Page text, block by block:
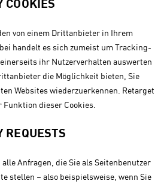
COOKIES
von einem Drittanbieter in Ihrem
handelt es sich zumeist um Tracking-
ihr Nutzerverhalten auswerten
die Möglichkeit bieten, Sie
Websites wiederzuerkennen. Retarget
Funktion dieser Cookies.
REQUESTS
alle Anfragen, die Sie als Seitenbenutzer
stellen – also beispielsweise, wenn Sie